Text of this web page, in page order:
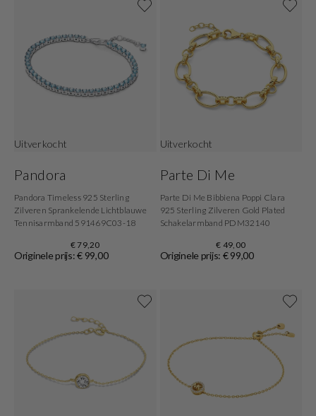
Uitverkocht
Pandora
Pandora Timeless 925 Sterling
Zilveren Sprankelende Lichtblauwe
Tennisarmband 591469C03-18
€ 79,20
Originele prijs: € 99,00
Uitverkocht
Parte Di Me
Parte Di Me Bibbiena Poppi Clara
925 Sterling Zilveren Gold Plated
Schakelarmband PDM32140
€ 49,00
Originele prijs: € 99,00